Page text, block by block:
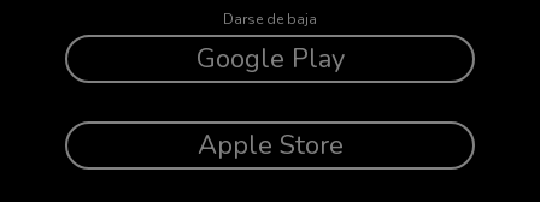
Darse de baja
Google Play
Apple Store